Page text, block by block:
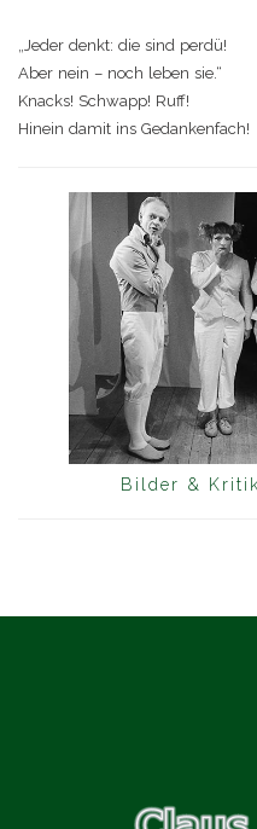
„Jeder denkt: die sind perdü!
Aber nein – noch leben sie.“
Knacks! Schwapp! Ruff!
Hinein damit ins Gedankenfach!
Bilder &